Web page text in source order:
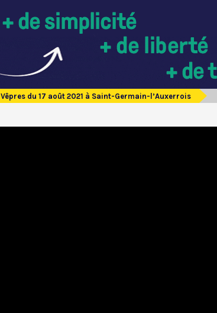
Vêpres du 17 août 2021 à Saint-Germain-l’Auxerrois